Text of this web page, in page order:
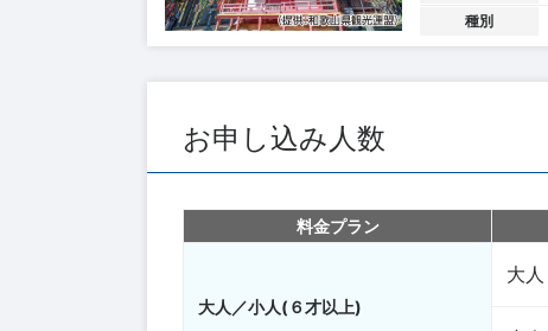
種別
お申し込み人数
料金プラン
大人／小人(６才以上)
大人